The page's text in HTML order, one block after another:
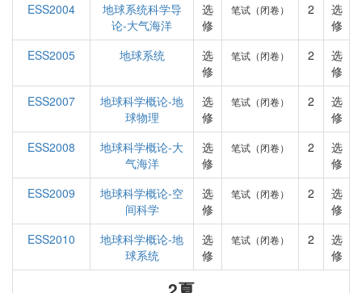
ESS2004
地球系统科学导
论-大气海洋
选
修
笔试（闭卷） 2
选
修
ESS2005
地球系统
选
修
笔试（闭卷） 2
选
修
ESS2007
地球科学概论-地
球物理
选
修
笔试（闭卷） 2
选
修
ESS2008
地球科学概论-大
气海洋
选
修
笔试（闭卷） 2
选
修
ESS2009
地球科学概论-空
间科学
选
修
笔试（闭卷） 2
选
修
ESS2010
地球科学概论-地
球系统
选
修
笔试（闭卷） 2
选
修